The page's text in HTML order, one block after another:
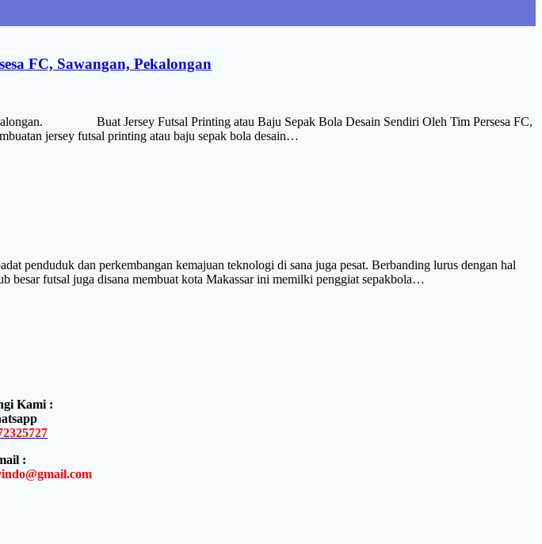
FC, Sawangan, Pekalongan
Buat Jersey Futsal Printing atau Baju Sepak Bola Desain Sendiri Oleh Tim Persesa FC,
jersey futsal printing atau baju sepak bola desain…
dan perkembangan kemajuan teknologi di sana juga pesat. Berbanding lurus dengan hal
besar futsal juga disana membuat kota Makassar ini memilki penggiat sepakbola…
Kami :
: